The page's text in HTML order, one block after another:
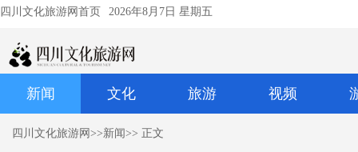
四川文化旅游网首页 2026年8月7日 星期五
新闻 文化 旅游 视频
四川文化旅游网 >>新闻>> 正文